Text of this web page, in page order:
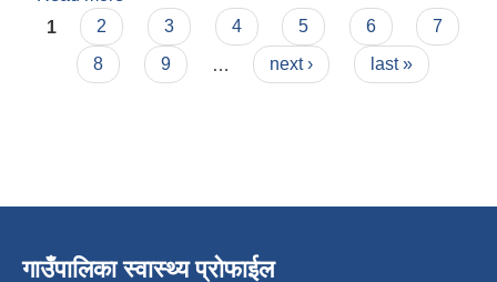
दिग्दर्शन २०७४
Pages
1 2 3 4 5 6
7
8
9 next › last »
गाउँपालिका स्वास्थ्य प्रोफाईल